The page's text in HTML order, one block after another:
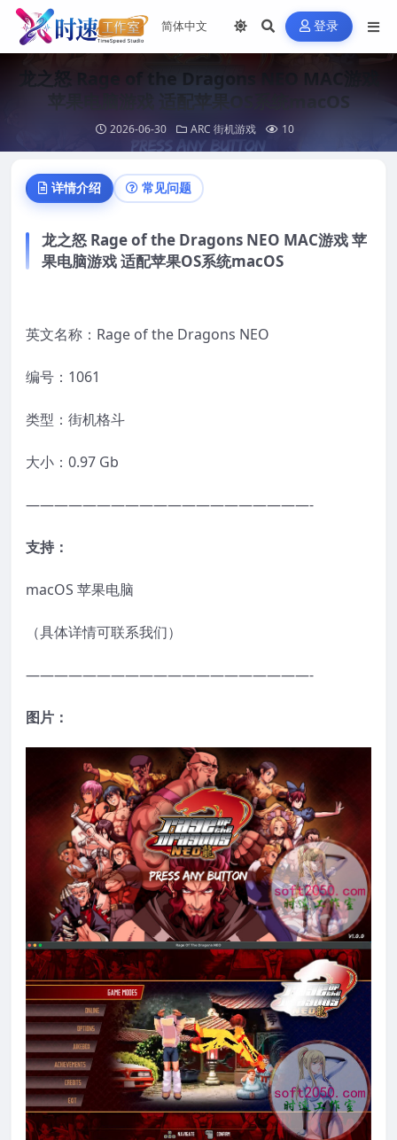
登录
龙之怒 Rage of the Dragons NEO MAC游戏
苹果电脑游戏 适配苹果OS系统macOS
2026-06-30 ARC 街机游戏 10
详情介绍 常见问题
龙之怒 Rage of the Dragons NEO MAC游戏 苹
果电脑游戏 适配苹果OS系统macOS
英文名称：Rage of the Dragons NEO
编号：1061
类型：街机格斗
大小：0.97 Gb
————————————————————-
支持：
macOS 苹果电脑
（具体详情可联系我们）
————————————————————-
图片：